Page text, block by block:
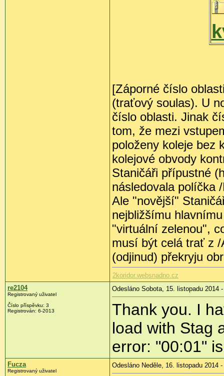
[Záporné číslo
(traťový soulas). U
číslo oblasti. Jinak
tom, že mezi
položeny koleje bez
kolejové obvody
Staničáři přípustné
následovala políčka
Ale "novější"
nejbližšímu
"virtuální zelenou",
musí být celá trať z
(odjinud) překryju
2koridor.websnadno.cz
re2104
Registrovaný uživatel
Číslo příspěvku: 3
Registrován: 6-2013
Odesláno Sobota, 15. listopadu 2014
Thank you. I
load with Stag
error: "00:01"
Fucza
Registrovaný uživatel
Odesláno Neděle, 16. listopadu 2014 -